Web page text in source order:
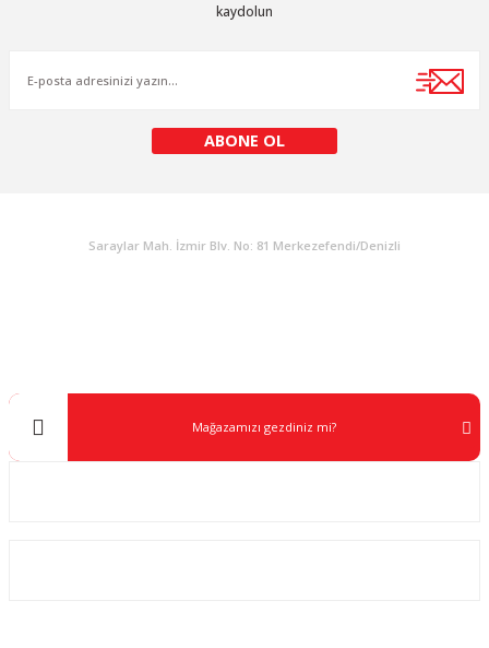
kaydolun
ABONE OL
Saraylar Mah. İzmir Blv. No: 81 Merkezefendi/Denizli
Mağazamızı gezdiniz mi?